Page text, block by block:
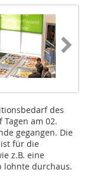
des
Tagen am 02.
gegangen. Die
für die
z.B. eine
lohnte durchaus.